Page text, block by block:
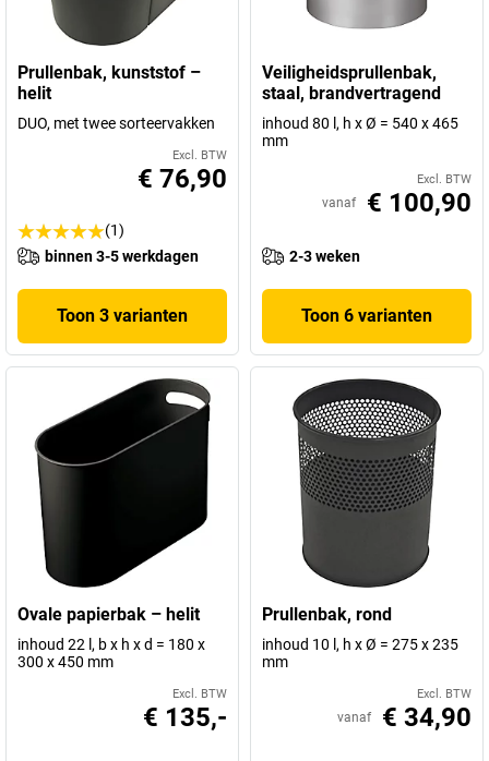
Prullenbak, kunststof –
helit
DUO, met twee sorteervakken
Excl. BTW
€ 76,90
(1)
binnen 3-5 werkdagen
Toon 3 varianten
Veiligheidsprullenbak,
staal, brandvertragend
inhoud 80 l, h x Ø = 540 x 465
mm
Excl. BTW
vanaf € 100,90
2-3 weken
Toon 6 varianten
Ovale papierbak – helit
inhoud 22 l, b x h x d = 180 x
300 x 450 mm
Excl. BTW
€ 135,-
Prullenbak, rond
inhoud 10 l, h x Ø = 275 x 235
mm
Excl. BTW
vanaf € 34,90